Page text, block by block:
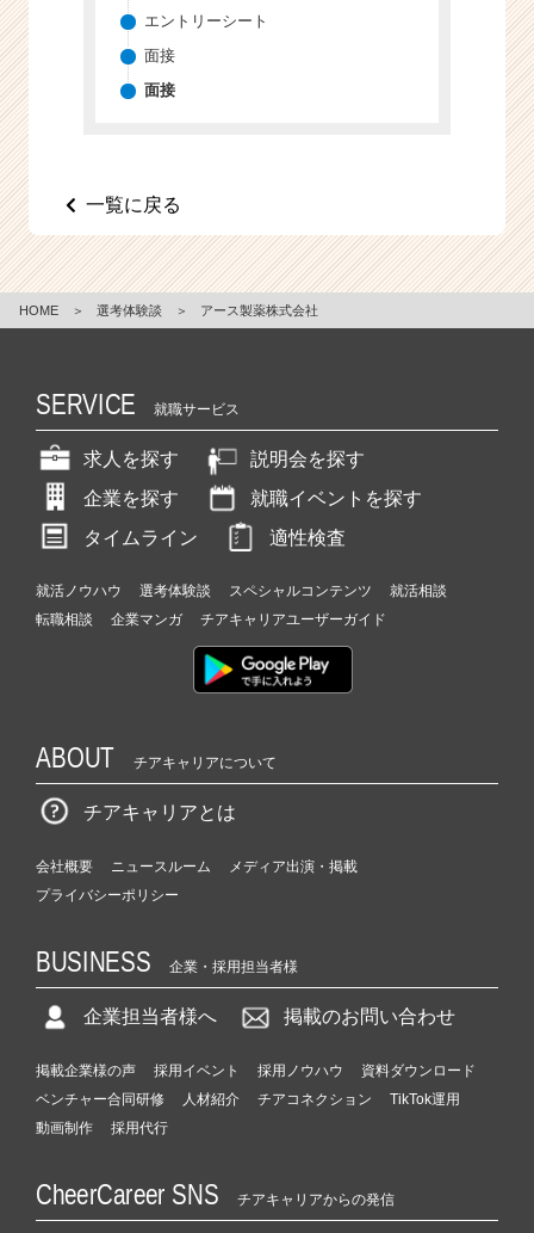
ア
r
エントリーシート
面接
面接
一覧に戻る
HOME ＞ 選考体験談 ＞ アース製薬株式会社
SERVICE 就職サービス
求人を探す
説明会を探す
企業を探す
就職イベントを探す
タイムライン
適性検査
就活ノウハウ 選考体験談 スペシャルコンテンツ
就活相談
転職相談
企業マンガ チアキャリアユーザーガイド
ABOUT チアキャリアについて
チアキャリアとは
会社概要 ニュースルーム
メディア出演・掲載
プライバシーポリシー
BUSINESS 企業・採用担当者様
企業担当者様へ 掲載のお問い合わせ
掲載企業様の声 採用イベント 採用ノウハウ
資料ダウンロード
ベンチャー合同研修
人材紹介 チアコネクション
TikTok運用
動画制作
採用代行
CheerCareer SNS チアキャリアからの発信